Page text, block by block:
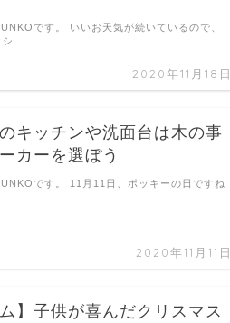
2020年11月18日
です。 いいお天気が続いているので、
シ …
キッチンや洗面台は木の事
カーを選ぼう
2020年11月11日
です。 11月11日、ポッキーの日ですね
】子供が喜んだクリスマス